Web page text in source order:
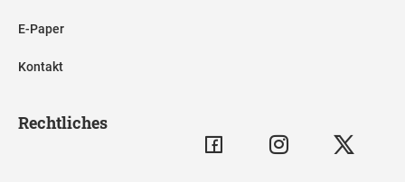
E-Paper
Kontakt
Rechtliches